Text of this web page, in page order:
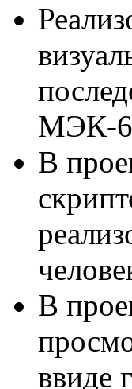
МЭК-
В
В
ввиде